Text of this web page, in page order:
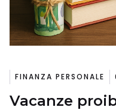
FINANZA PERSONALE
Vacanze